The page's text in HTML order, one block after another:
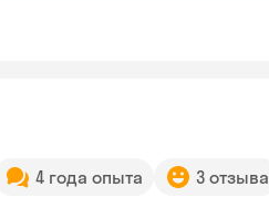
4 года опыта 3 отзыва